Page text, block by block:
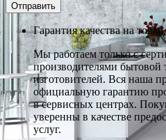
Гарантия качества на товар
Мы работаем только с
производителями бытовой
изготовителей. Вся наша
официальную гарантию
в сервисных центрах.
уверенны в качестве
услуг.